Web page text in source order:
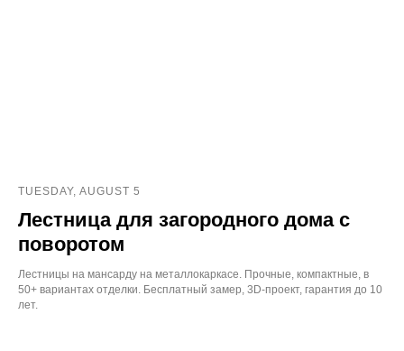
TUESDAY, AUGUST 5
Лестница для загородного дома с
поворотом
Лестницы на мансарду на металлокаркасе. Прочные, компактные, в
50+ вариантах отделки. Бесплатный замер, 3D‑проект, гарантия до 10
лет.